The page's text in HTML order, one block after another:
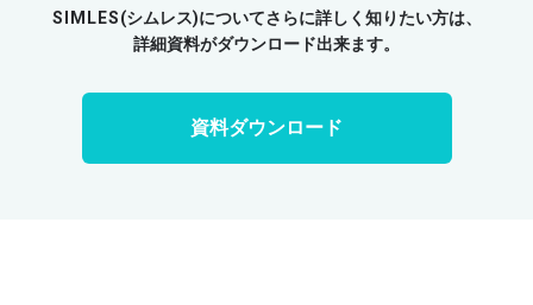
SIMLES(シムレス)についてさらに詳しく知りたい方は、
詳細資料がダウンロード出来ます。
資料ダウンロード